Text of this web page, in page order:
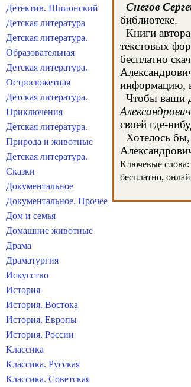
Снегов
библиотеке.
Книги
текстовых
бесплатно
информацию,
Чтобы ваши
Александрович
своей где-
Хотелось бы,
Ключевые слова:
бесплатно,
Детектив. Шпионский
Детская литература
Детская литература.
Образовательная
Детская литература.
Остросюжетная
Детская литература.
Приключения
Детская литература.
Природа и животные
Детская литература.
Сказки
Документальное
Документальное. Прочее
Дом и семья
Домашние животные
Драма
Драматургия
Искусство
История
История. Востока
История. Европы
История. России
Классика
Классика. Русская
Классика. Советская